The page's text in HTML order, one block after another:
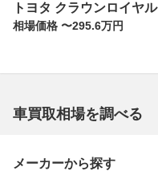
トヨタ クラウンロイヤル
相場価格 〜295.6万円
車買取相場を調べる
メーカーから探す